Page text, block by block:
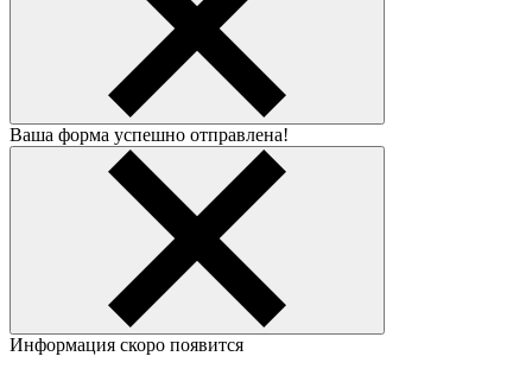
Ваша форма успешно отправлена!
Информация скоро появится